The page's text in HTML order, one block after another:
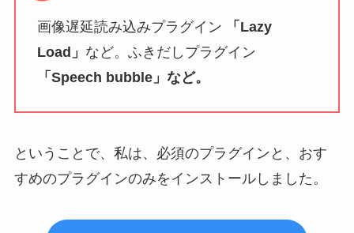
画像遅延読み込みプラグイン
「Lazy
Load」 など。ふきだしプラグイン
「Speech bubble」など。
ということで、私は、必須のプラグインと、おす
すめのプラグインのみをインストールしました。